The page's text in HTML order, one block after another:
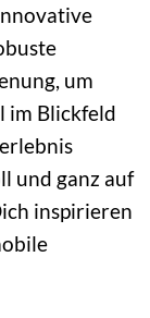
um
im Blickfeld
und ganz auf
inspirieren